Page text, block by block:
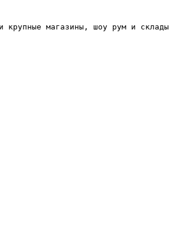
крупные магазины, шоу рум и склады